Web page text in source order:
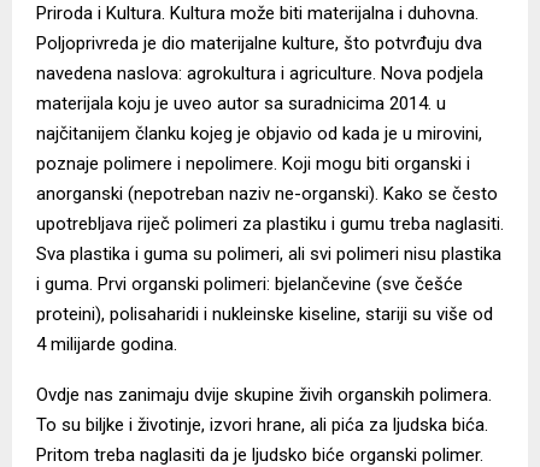
Priroda i Kultura. Kultura može biti materijalna i duhovna.
Poljoprivreda je dio materijalne kulture, što potvrđuju dva
navedena naslova: agrokultura i agriculture. Nova podjela
materijala koju je uveo autor sa suradnicima 2014. u
najčitanijem članku kojeg je objavio od kada je u mirovini,
poznaje polimere i nepolimere. Koji mogu biti organski i
anorganski (nepotreban naziv ne-organski). Kako se često
upotrebljava riječ polimeri za plastiku i gumu treba naglasiti.
Sva plastika i guma su polimeri, ali svi polimeri nisu plastika
i guma. Prvi organski polimeri: bjelančevine (sve češće
proteini), polisaharidi i nukleinske kiseline, stariji su više od
4 milijarde godina.
Ovdje nas zanimaju dvije skupine živih organskih polimera.
To su biljke i životinje, izvori hrane, ali pića za ljudska bića.
Pritom treba naglasiti da je ljudsko biće organski polimer.